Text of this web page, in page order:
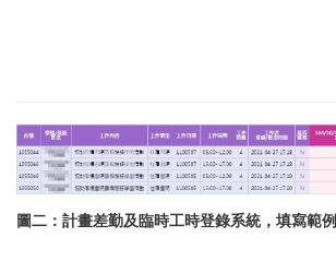
圖二：計畫差勤及臨時工時登錄系統，填寫範例